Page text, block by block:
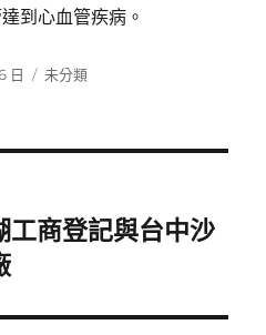
到心血管疾病。
日
分
未分類
工商登記與台中沙